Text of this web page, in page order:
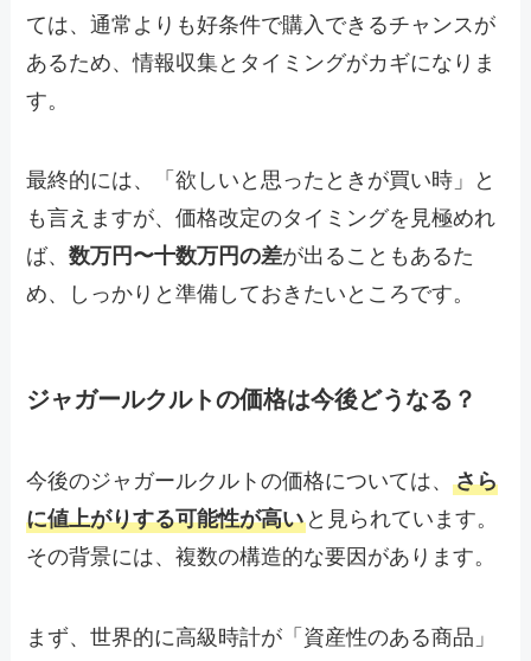
ては、通常よりも好条件で購入できるチャンスが
あるため、情報収集とタイミングがカギになりま
す。
最終的には、「欲しいと思ったときが買い時」と
も言えますが、価格改定のタイミングを見極めれ
ば、数万円〜十数万円の差が出ることもあるた
め、しっかりと準備しておきたいところです。
ジャガールクルトの価格は今後どうなる？
今後のジャガールクルトの価格については、さら
に値上がりする可能性が高い と見られています。
その背景には、複数の構造的な要因があります。
まず、世界的に高級時計が「資産性のある商品」